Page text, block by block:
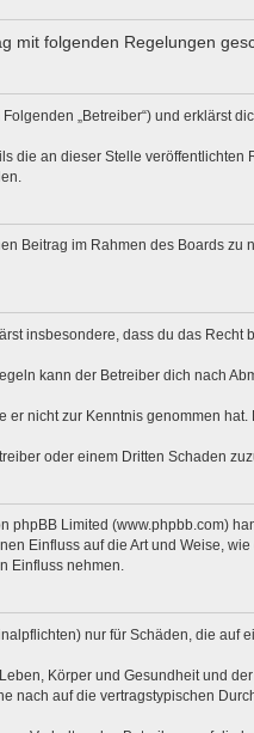
mit folgenden Regelungen
„Betreiber“) und erklärst
die an dieser Stelle veröffentlichten
Beitrag im Rahmen des Boards zu
insbesondere, dass du das Recht
kann der Betreiber dich nach
nicht zur Kenntnis genommen hat.
oder einem Dritten Schaden
phpBB Limited (www.phpbb.com)
Einfluss auf die Art und Weise, wie
Einfluss nehmen.
nur für Schäden, die auf
Körper und Gesundheit und
nach auf die vertragstypischen